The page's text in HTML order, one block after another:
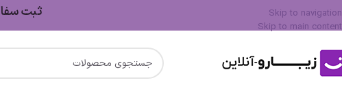
Skip to navigation
Skip to main content
ثبت سفارش تلفنی: